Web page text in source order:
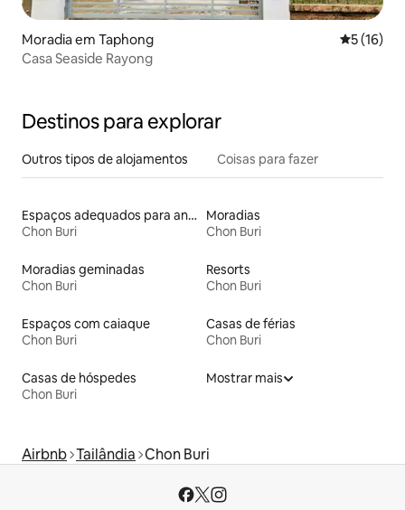
Moradia em Taphong
5 (16)
Casa Seaside Rayong
Destinos para explorar
Outros tipos de alojamentos Coisas para fazer
Espaços adequados para animais de estimação
Chon Buri
Moradias
Chon Buri
Moradias geminadas
Chon Buri
Resorts
Chon Buri
Espaços com caiaque
Chon Buri
Casas de férias
Chon Buri
Casas de hóspedes
Chon Buri
Mostrar mais
Airbnb Tailândia Chon Buri